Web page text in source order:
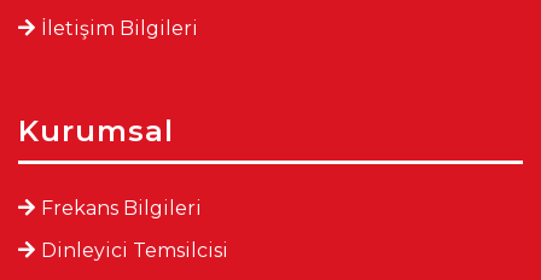
İletişim Bilgileri
Kurumsal
Frekans Bilgileri
Dinleyici Temsilcisi